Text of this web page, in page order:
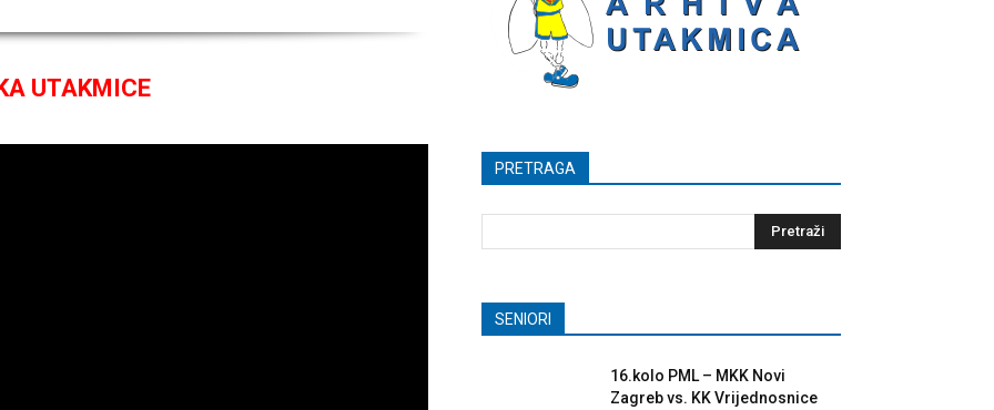
UTAKMICE
PRETRAGA
SENIORI
16.kolo PML – MKK Novi
Zagreb vs. KK Vrijednosnice